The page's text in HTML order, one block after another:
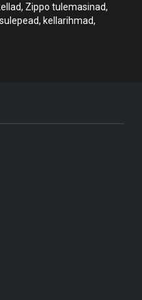
Zippo tulemasinad,
kellarihmad,